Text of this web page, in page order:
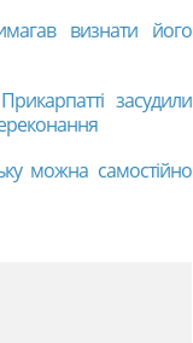
визнати його
засудили
можна самостійно